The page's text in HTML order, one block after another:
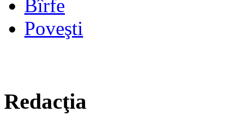
Bîrfe
Poveşti
Redacţia